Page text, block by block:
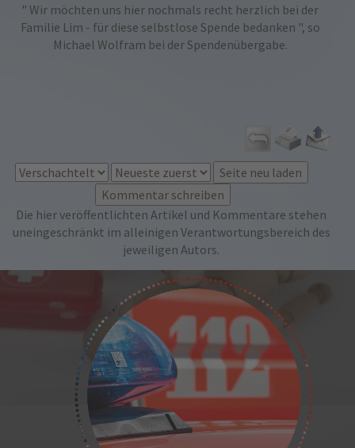
" Wir möchten uns hier nochmals recht herzlich bei der
Familie Lim - für diese selbstlose Spende bedanken ", so
Michael Wolfram bei der Spendenübergabe.
Die hier veröffentlichten Artikel und Kommentare stehen
uneingeschränkt im alleinigen Verantwortungsbereich des
jeweiligen Autors.